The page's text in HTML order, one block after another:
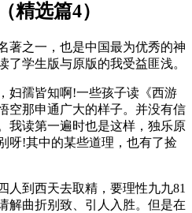
精选篇4）
著之一，也是中国最为优秀的神
了学生版与原版的我受益匪浅。
妇孺皆知啊!一些孩子读《西游
空那申通广大的样子。并没有信
我读第一遍时也是这样，独乐原
呀!其中的某些道理，也有了捡
人到西天去取精，要理性九九81
解曲折别致、引人入胜。但是在